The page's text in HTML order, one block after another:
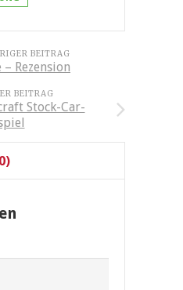
BEITRAG
– Rezension
BEITRAG
Stock-Car-